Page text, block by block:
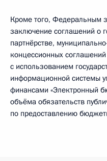
Кроме того, Федеральным
заключение соглашений о
партнёрстве,
концессионных соглашений
с использованием
информационной системы
финансами «Электронный
объёма обязательств
по предоставлению